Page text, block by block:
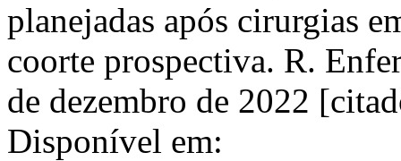
planejadas após cirurgias
coorte prospectiva. R.
de dezembro de 2022
Disponível em: